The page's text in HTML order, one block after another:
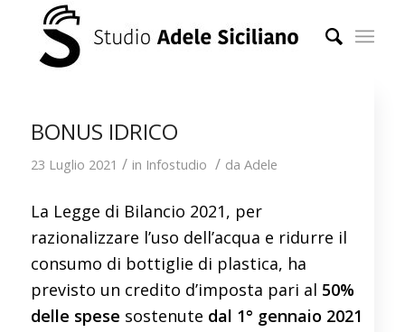
BONUS IDRICO
23 Luglio 2021 / in Infostudio / da Adele
La Legge di Bilancio 2021, per
razionalizzare l’uso dell’acqua e ridurre il
consumo di bottiglie di plastica, ha
previsto un credito d’imposta pari al 50%
delle spese sostenute dal 1° gennaio 2021